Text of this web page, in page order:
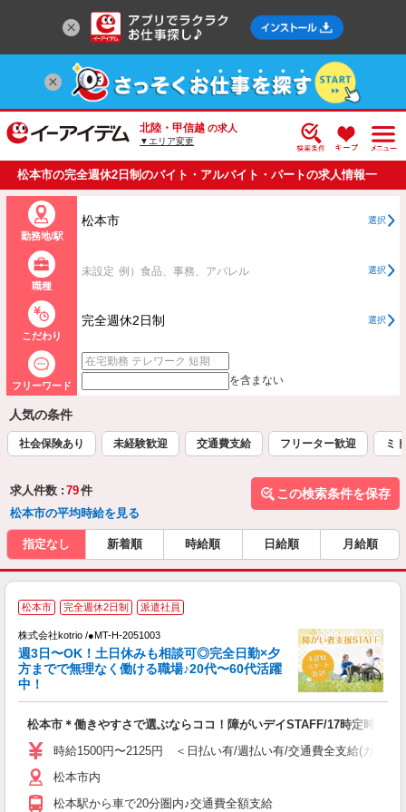
北陸・甲信越 の求人
▼エリア変更
松本市の完全週休2日制のバイト・アルバイト・パートの求人情報一
覧
勤務地/駅
松本市 選択
職種
未設定 例）食品、事務、アパレル 選択
こだわり
完全週休2日制 選択
フリーワード を含まない
人気の条件
社会保険あり 未経験歓迎 交通費支給 フリーター歓迎 ミ
求人件数 : 79件
松本市の平均時給を見る
この検索条件を保存
指定なし 新着順 時給順 日給順 月給順
松本市 完全週休2日制 派遣社員
株式会社kotrio /●MT-H-2051003
週3日〜OK！土日休みも相談可◎完全日勤×夕
方までで無理なく働ける職場♪20代〜60代活躍
中！
松本市＊働きやすさで選ぶならココ！障がいデイSTAFF/17時定時
時給1500円〜2125円 ＜日払い有/週払い有/交通費全支給(ガソリ
松本市内
松本駅から車で20分圏内♪交通費全額支給